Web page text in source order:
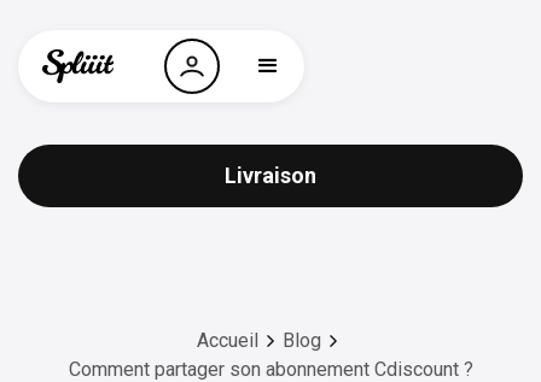
Livraison
Accueil
Blog
Comment partager son abonnement Cdiscount ?